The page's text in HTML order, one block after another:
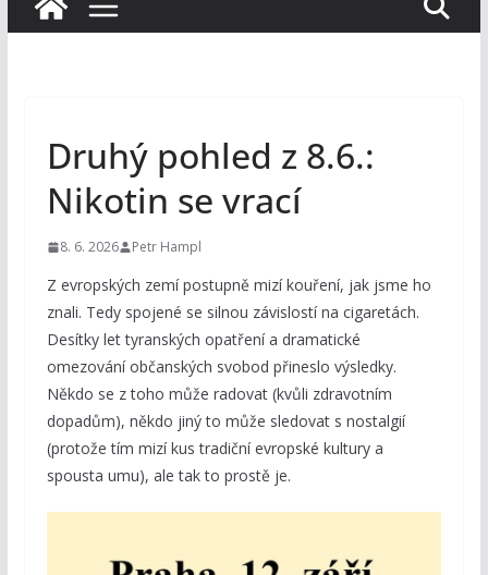
Druhý pohled z 8.6.:
Nikotin se vrací
8. 6. 2026 Petr Hampl
Z evropských zemí postupně mizí kouření, jak jsme ho
znali. Tedy spojené se silnou závislostí na cigaretách.
Desítky let tyranských opatření a dramatické
omezování občanských svobod přineslo výsledky.
Někdo se z toho může radovat (kvůli zdravotním
dopadům), někdo jiný to může sledovat s nostalgií
(protože tím mizí kus tradiční evropské kultury a
spousta umu), ale tak to prostě je.